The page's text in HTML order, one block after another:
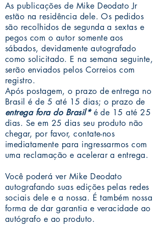
As publicações de Mike Deodato Jr
estão na residência dele. Os pedidos
são recolhidos de segunda a sextas e
pegos com o autor somente aos
sábados, devidamente autografado
como solicitado. E na semana seguinte,
serão enviados pelos Correios com
registro.
Após postagem, o prazo de entrega no
Brasil é de 5 até 15 dias; o prazo de
entrega fora do Brasil*é de 15 até 25
dias. Se em 25 dias seu produto não
chegar, por favor, contate-nos
imediatamente para ingressarmos com
uma reclamação e acelerar a entrega.
Você poderá ver Mike Deodato
autografando suas edições pelas redes
sociais dele e a nossa. É também nossa
forma de dar garantia e veracidade ao
autógrafo e ao produto.